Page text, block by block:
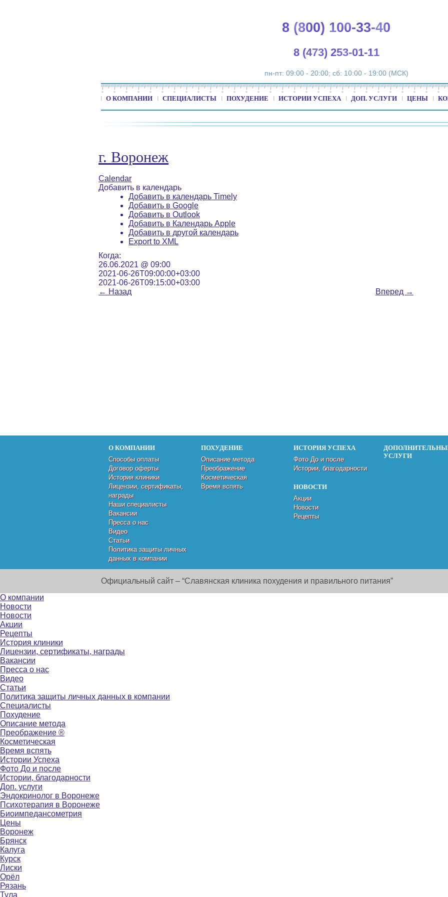
8 (800) 100-33-40
8 (473) 253-01-11
пн-пт: 09:00 - 20:00; сб: 10:00 - 19:00 (МСК)
О КОМПАНИИ СПЕЦИАЛИСТЫ ПОХУДЕНИЕ ИСТОРИИ УСПЕХА ДОП. УСЛУГИ ЦЕНЫ
г. Воронеж
Calendar
Добавить в календарь
Добавить в календарь Timely
Добавить в Google
Добавить в Outlook
Добавить в Календарь Apple
Добавить в другой календарь
Export to XML
Когда:
26.06.2021 @ 09:00
2021-06-26T09:00:00+03:00
2021-06-26T09:15:00+03:00
← Назад Вперед →
О КОМПАНИИ
Способы оплаты
Договор оферты
История клиники
Лицензии, сертификаты,
награды
Наши специалисты
Вакансии
Пресса о нас
Видео
Статьи
Политика защиты личных
данных в компании
ПОХУДЕНИЕ
Описание метода
Преображение
Косметическая
Время вспять
ИСТОРИЯ УСПЕХА
Фото До и после
Истории, благодарности
НОВОСТИ
Акции
Новости
Рецепты
УСЛУГИ
Официальный сайт – “Славянская клиника похудения и правильного питания”
О компании
Новости
Новости
Акции
Рецепты
История клиники
Лицензии, сертификаты, награды
Вакансии
Пресса о нас
Видео
Статьи
Политика защиты личных данных в компании
Специалисты
Похудение
Описание метода
Преображение ®
Косметическая
Время вспять
Истории Успеха
Фото До и после
Истории, благодарности
Доп. услуги
Эндокринолог в Воронеже
Психотерапия в Воронеже
Биоимпедансометрия
Цены
Воронеж
Брянск
Калуга
Курск
Лиски
Орёл
Рязань
Тула